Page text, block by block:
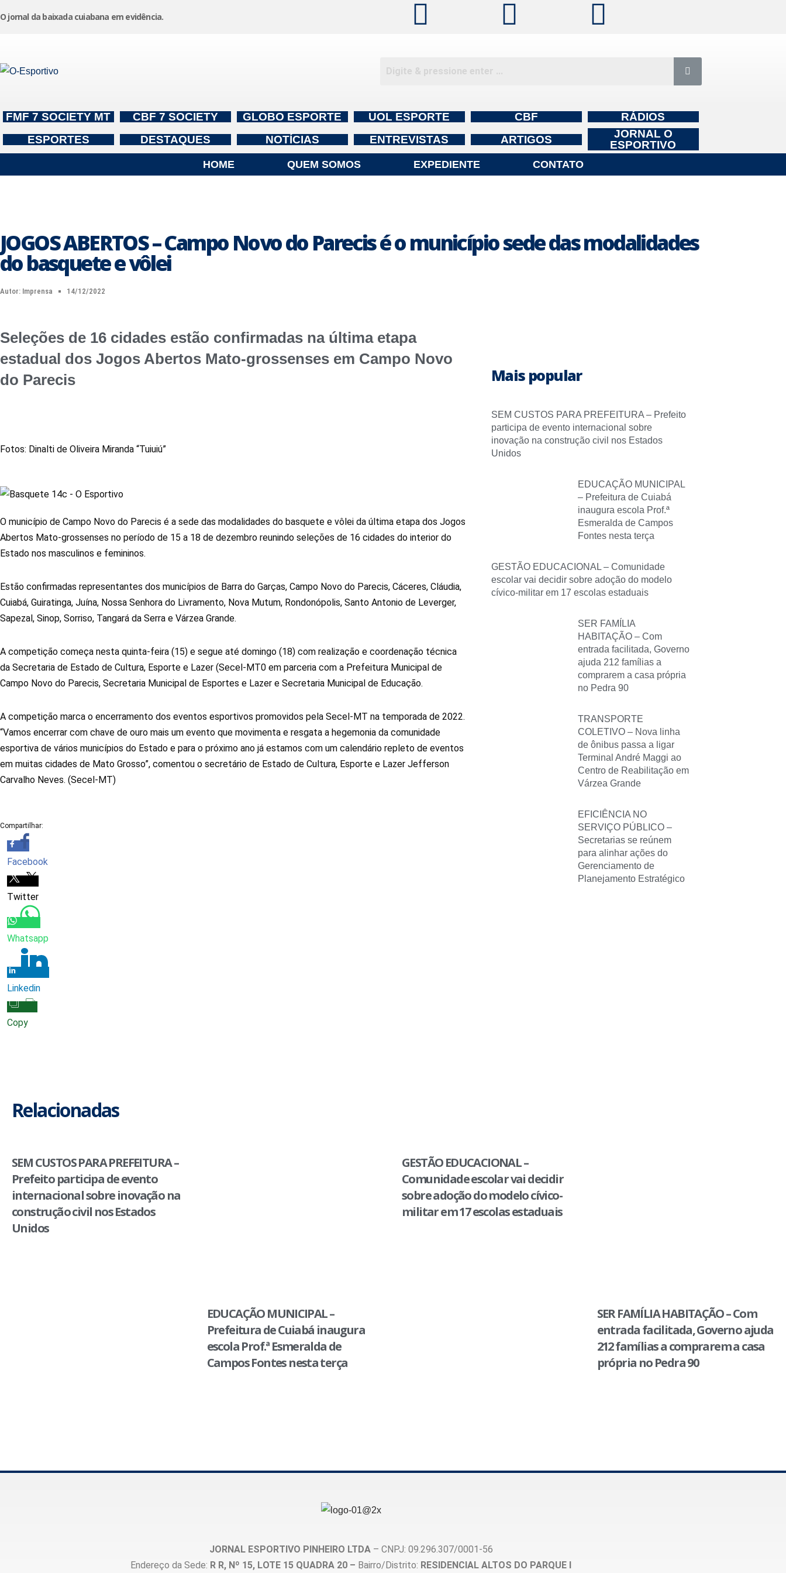
o
O jornal da baixada cuiabana em evidência.
FMF 7 SOCIETY MT CBF 7 SOCIETY GLOBO ESPORTE UOL ESPORTE CBF
RÁDIOS
ESPORTES
DESTAQUES NOTÍCIAS ENTREVISTAS ARTIGOS
JORNAL O
ESPORTIVO
HOME QUEM SOMOS EXPEDIENTE CONTATO
JOGOS ABERTOS – Campo Novo do Parecis é o município sede das modalidades
do basquete e vôlei
Autor: Imprensa 14/12/2022
Seleções de 16 cidades estão confirmadas na última etapa
estadual dos Jogos Abertos Mato-grossenses em Campo Novo
do Parecis
Fotos: Dinalti de Oliveira Miranda “Tuiuiú”
O município de Campo Novo do Parecis é a sede das modalidades do basquete e vôlei da última etapa dos Jogos
Abertos Mato-grossenses no período de 15 a 18 de dezembro reunindo seleções de 16 cidades do interior do
Estado nos masculinos e femininos.
Estão confirmadas representantes dos municípios de Barra do Garças, Campo Novo do Parecis, Cáceres, Cláudia,
Cuiabá, Guiratinga, Juína, Nossa Senhora do Livramento, Nova Mutum, Rondonópolis, Santo Antonio de Leverger,
Sapezal, Sinop, Sorriso, Tangará da Serra e Várzea Grande.
A competição começa nesta quinta-feira (15) e segue até domingo (18) com realização e coordenação técnica
da Secretaria de Estado de Cultura, Esporte e Lazer (Secel-MT0 em parceria com a Prefeitura Municipal de
Campo Novo do Parecis, Secretaria Municipal de Esportes e Lazer e Secretaria Municipal de Educação.
A competição marca o encerramento dos eventos esportivos promovidos pela Secel-MT na temporada de 2022.
“Vamos encerrar com chave de ouro mais um evento que movimenta e resgata a hegemonia da comunidade
esportiva de vários municípios do Estado e para o próximo ano já estamos com um calendário repleto de eventos
em muitas cidades de Mato Grosso”, comentou o secretário de Estado de Cultura, Esporte e Lazer Jefferson
Carvalho Neves. (Secel-MT)
Compartilhar:
Facebook
Twitter
Whatsapp
Linkedin
Copy
Mais popular
SEM CUSTOS PARA PREFEITURA – Prefeito
participa de evento internacional sobre
inovação na construção civil nos Estados
Unidos
EDUCAÇÃO MUNICIPAL
– Prefeitura de Cuiabá
inaugura escola Prof.ª
Esmeralda de Campos
Fontes nesta terça
GESTÃO EDUCACIONAL – Comunidade
escolar vai decidir sobre adoção do modelo
cívico-militar em 17 escolas estaduais
SER FAMÍLIA
HABITAÇÃO – Com
entrada facilitada, Governo
ajuda 212 famílias a
comprarem a casa própria
no Pedra 90
TRANSPORTE
COLETIVO – Nova linha
de ônibus passa a ligar
Terminal André Maggi ao
Centro de Reabilitação em
Várzea Grande
EFICIÊNCIA NO
SERVIÇO PÚBLICO –
Secretarias se reúnem
para alinhar ações do
Gerenciamento de
Planejamento Estratégico
Relacionadas
SEM CUSTOS PARA PREFEITURA –
Prefeito participa de evento
internacional sobre inovação na
construção civil nos Estados
Unidos
EDUCAÇÃO MUNICIPAL –
Prefeitura de Cuiabá inaugura
escola Prof.ª Esmeralda de
Campos Fontes nesta terça
GESTÃO EDUCACIONAL –
Comunidade escolar vai decidir
sobre adoção do modelo cívico-
militar em 17 escolas estaduais
SER FAMÍLIA HABITAÇÃO – Com
entrada facilitada, Governo ajuda
212 famílias a comprarem a casa
própria no Pedra 90
JORNAL ESPORTIVO PINHEIRO LTDA– CNPJ: 09.296.307/0001-56
Endereço da Sede: R R, Nº 15, LOTE 15 QUADRA 20 – Bairro/Distrito: RESIDENCIAL ALTOS DO PARQUE I